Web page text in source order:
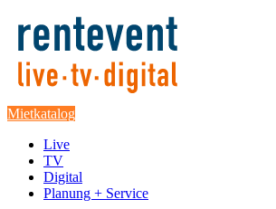
Mietkatalog
Live
TV
Digital
Planung + Service